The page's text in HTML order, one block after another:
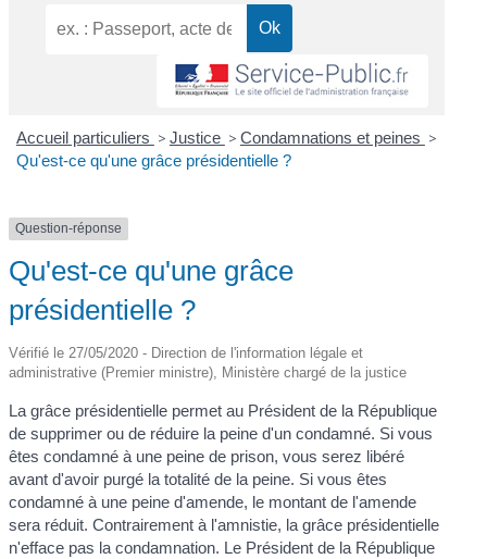
Accueil particuliers > Justice > Condamnations et peines >
Qu'est-ce qu'une grâce présidentielle ?
Question-réponse
Qu'est-ce qu'une grâce
présidentielle ?
Vérifié le 27/05/2020 - Direction de l'information légale et
administrative (Premier ministre), Ministère chargé de la justice
La grâce présidentielle permet au Président de la République
de supprimer ou de réduire la peine d'un condamné. Si vous
êtes condamné à une peine de prison, vous serez libéré
avant d'avoir purgé la totalité de la peine. Si vous êtes
condamné à une peine d'amende, le montant de l'amende
sera réduit. Contrairement à l'amnistie, la grâce présidentielle
n'efface pas la condamnation. Le Président de la République